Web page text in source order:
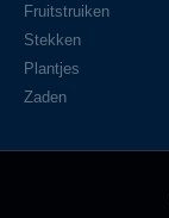
Fruitstruiken
Stekken
Plantjes
Zaden